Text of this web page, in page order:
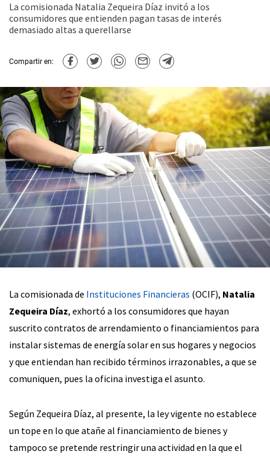
La comisionada Natalia Zequeira Díaz invitó a los
consumidores que entienden pagan tasas de interés
demasiado altas a querellarse
Compartir en:
La comisionada de Instituciones Financieras (OCIF), Natalia
Zequeira Díaz, exhortó a los consumidores que hayan
suscrito contratos de arrendamiento o financiamientos para
instalar sistemas de energía solar en sus hogares y negocios
y que entiendan han recibido términos irrazonables, a que se
comuniquen, pues la oficina investiga el asunto.
Según Zequeira Díaz, al presente, la ley vigente no establece
un tope en lo que atañe al financiamiento de bienes y
tampoco se pretende restringir una actividad en la que el